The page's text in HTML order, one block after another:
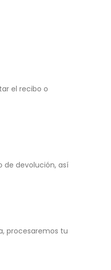
el recibo o
de devolución, así
procesaremos tu